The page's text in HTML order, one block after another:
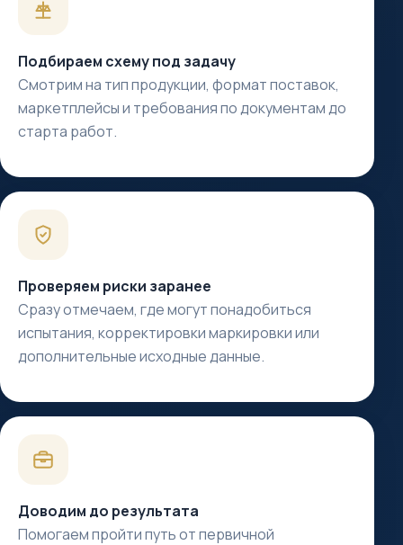
Подбираем схему под задачу
Смотрим на тип продукции, формат поставок,
маркетплейсы и требования по документам до
старта работ.
Проверяем риски заранее
Сразу отмечаем, где могут понадобиться
испытания, корректировки маркировки или
дополнительные исходные данные.
Доводим до результата
Помогаем пройти путь от первичной